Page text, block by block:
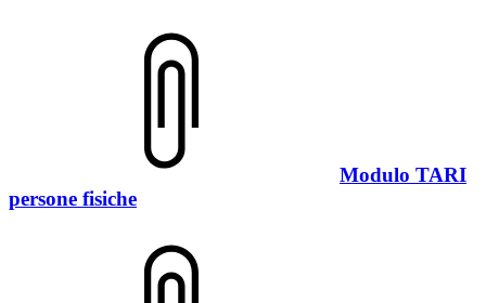
Modulo TARI
persone fisiche